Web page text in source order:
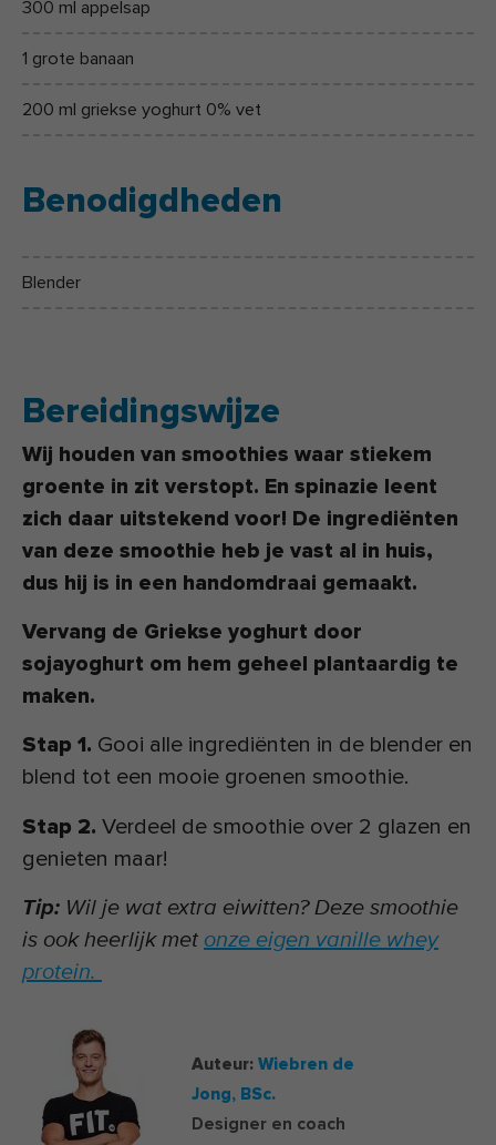
300 ml appelsap
1 grote banaan
200 ml griekse yoghurt 0% vet
Benodigdheden
Blender
Bereidingswijze
Wij houden van smoothies waar stiekem
groente in zit verstopt. En spinazie leent
zich daar uitstekend voor! De ingrediënten
van deze smoothie heb je vast al in huis,
dus hij is in een handomdraai gemaakt.
Vervang de Griekse yoghurt door
sojayoghurt om hem geheel plantaardig te
maken.
Stap 1. Gooi alle ingrediënten in de blender en
blend tot een mooie groenen smoothie.
Stap 2. Verdeel de smoothie over 2 glazen en
genieten maar!
Tip: Wil je wat extra eiwitten? Deze smoothie
is ook heerlijk met onze eigen vanille whey
protein.
Auteur: Wiebren de
Jong, BSc.
Designer en coach